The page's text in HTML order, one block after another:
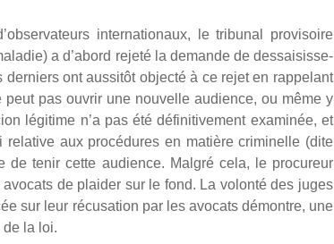
inter­na­tio­naux, le tri­bu­nal pro­vi­soire
a d’a­bord reje­té la demande de des­sai­sis­se­
ont aus­si­tôt objec­té à ce rejet en rap­pe­lant
pas ouvrir une nou­velle audience, ou même y
légi­time n’a pas été défi­ni­ti­ve­ment exa­mi­née, et
aux pro­cé­dures en matière cri­mi­nelle (dite
de tenir cette audience. Mal­gré cela, le pro­cu­reur
de plai­der sur le fond. La volon­té des juges
sur leur récu­sa­tion par les avo­cats démontre, une
de la loi.